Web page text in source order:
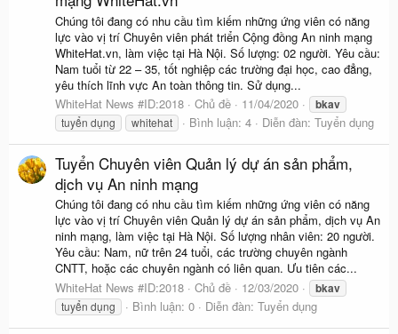
Chúng tôi đang có nhu cầu tìm kiếm những ứng viên có năng
lực vào vị trí Chuyên viên phát triển Cộng đồng An ninh mạng
WhiteHat.vn, làm việc tại Hà Nội. Số lượng: 02 người. Yêu cầu:
Nam tuổi từ 22 – 35, tốt nghiệp các trường đại học, cao đẳng,
yêu thích lĩnh vực An toàn thông tin. Sử dụng...
WhiteHat News #ID:2018
Chủ đề 11/04/2020 bkav
tuyển dụng whitehat Bình luận: 4 Diễn đàn: Tuyển dụng
Tuyển Chuyên viên Quản lý dự án sản phẩm,
dịch vụ An ninh mạng
Chúng tôi đang có nhu cầu tìm kiếm những ứng viên có năng
lực vào vị trí Chuyên viên Quản lý dự án sản phẩm, dịch vụ An
ninh mạng, làm việc tại Hà Nội. Số lượng nhân viên: 20 người.
Yêu cầu: Nam, nữ trên 24 tuổi, các trường chuyên ngành
CNTT, hoặc các chuyên ngành có liên quan. Ưu tiên các...
WhiteHat News #ID:2018
Chủ đề 12/03/2020 bkav
tuyển dụng Bình luận: 0 Diễn đàn: Tuyển dụng